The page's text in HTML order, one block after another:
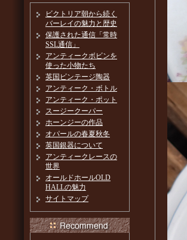
ビクトリア朝から続く
バーレイの魅力と歴史
保護された通信「常時
SSL通信」
アンティークボビンを
使った小物たち
英国ビンテージ陶器
アンティーク・ボトル
アンティーク・ポット
スージークーパー
ホーンジーの作品
オパールの春夏秋冬
英国銀器について
アンティークレースの
世界
オールドホールOLD
HALLの魅力
サイトマップ